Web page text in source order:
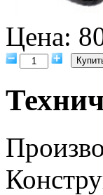
Цена: